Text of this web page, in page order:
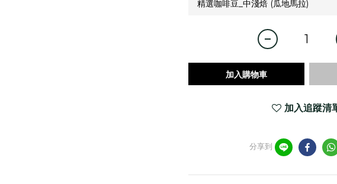
加入購物車
加入追蹤清
分享到